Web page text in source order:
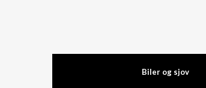
Biler og sjov